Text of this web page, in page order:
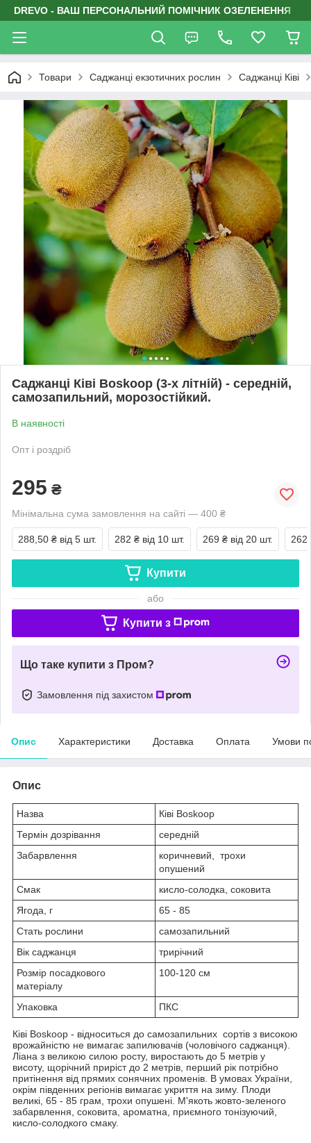
DREVO - ВАШ ПЕРСОНАЛЬНИЙ ПОМІЧНИК ОЗЕЛЕНЕННЯ
Товари Саджанці екзотичних рослин Саджанці Ківі
Саджанці Ківі Boskoop (3-х літній) - середній,
самозапильний, морозостійкий.
В наявності
Опт і роздріб
295 ₴
Мінімальна сума замовлення на сайті — 400 ₴
288,50 ₴ від 5 шт. 282 ₴ від 10 шт. 269 ₴ від 20 шт.
Купити
або
Купити з
Що таке купити з Пром?
Замовлення під захистом
Опис Характеристики Доставка Оплата Умови
Опис
Назва
Ківі Boskoop
Термін дозрівання
середній
Забарвлення
коричневий, трохи
опушений
Смак
кисло-солодка, соковита
Ягода, г
65 - 85
Стать рослини
самозапильний
Вік саджанця
трирічний
Розмір посадкового
матеріалу
100-120 см
Упаковка ПКС
Ківі Boskoop - відноситься до самозапильних сортів з високою
врожайністю не вимагає запилювачів (чоловічого саджанця).
Ліана з великою силою росту, виростають до 5 метрів у
висоту, щорічний приріст до 2 метрів, перший рік потрібно
притінення від прямих сонячних променів. В умовах України,
окрім південних регіонів вимагає укриття на зиму. Плоди
великі, 65 - 85 грам, трохи опушені. М'якоть жовто-зеленого
забарвлення, соковита, ароматна, приємного тонізуючий,
кисло-солодкого смаку.